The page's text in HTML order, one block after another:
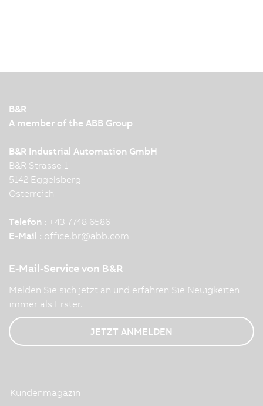
B&R
A member of the ABB Group
B&R Industrial Automation GmbH
B&R Strasse 1
5142 Eggelsberg
Österreich
Telefon : +43 7748 6586
E-Mail : office.br@abb.com
E-Mail-Service von B&R
Melden Sie sich jetzt an und erfahren Sie Neuigkeiten
immer als Erster.
JETZT ANMELDEN
Kundenmagazin